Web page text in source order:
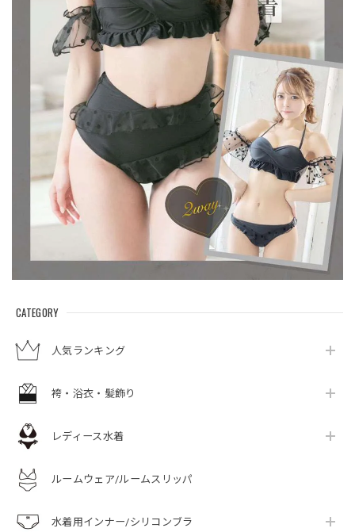
CATEGORY
人気ランキング
袴・浴衣・髪飾り
レディース水着
ルームウェア/ルームスリッパ
水着用インナー/シリコンブラ